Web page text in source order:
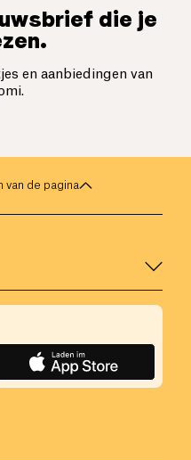
die je
en aanbiedingen van
van de pagina